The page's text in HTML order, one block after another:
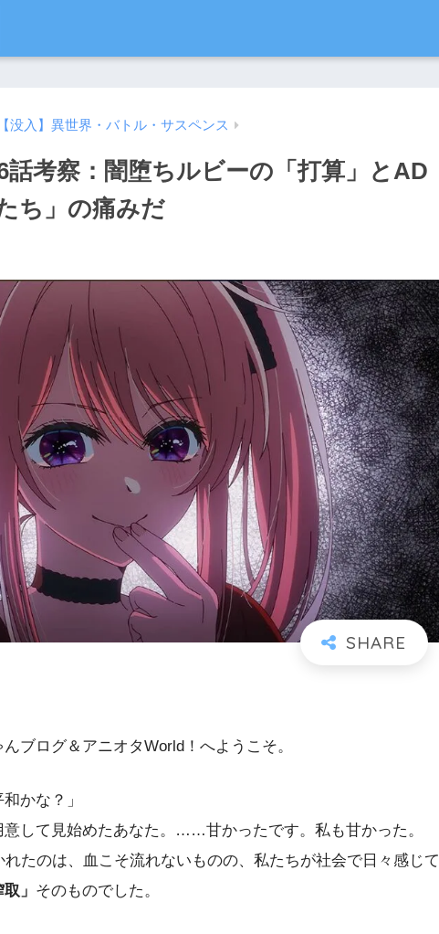
【没入】異世界・バトル・サスペンス
話考察：闇堕ちルビーの「打算」とAD
ち」の痛みだ​
ブログ＆アニオタWorld！へようこそ。
かな？」
して見始めたあなた。……甘かったです。私も甘かった。
たのは、血こそ流れないものの、私たちが社会で日々感じて
」​ ​そのものでした。